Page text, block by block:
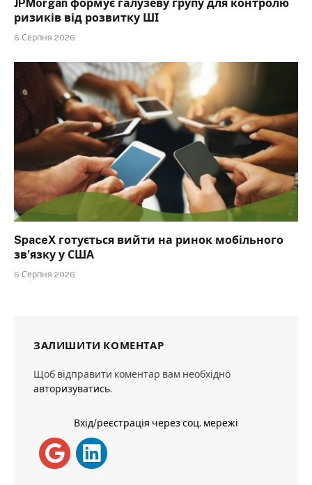
JPMorgan формує галузеву групу для контролю
ризиків від розвитку ШІ
6 Серпня 2026
SpaceX готується вийти на ринок мобільного
зв’язку у США
6 Серпня 2026
ЗАЛИШИТИ КОМЕНТАР
Щоб відправити коментар вам необхідно
авторизуватись.
Вхід/реєстрація через соц. мережі